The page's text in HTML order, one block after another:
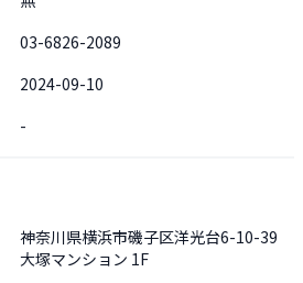
03-6826-2089
2024-09-10
-
神奈川県横浜市磯子区洋光台6-10-39
大塚マンション 1F